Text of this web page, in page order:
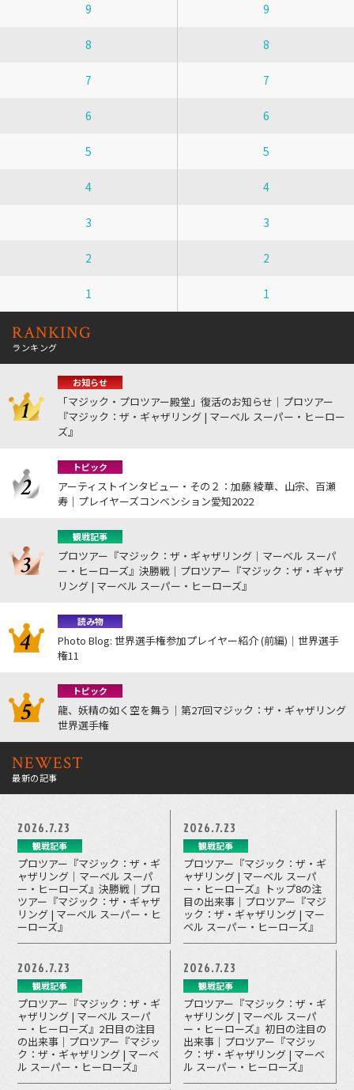
9 9
8 8
7 7
6 6
5 5
4 4
3 3
2 2
1 1
RANKING
ランキング
お知らせ
「マジック・プロツアー殿堂」復活のお知らせ｜プロツアー
『マジック：ザ・ギャザリング | マーベル スーパー・ヒーロー
ズ』
トピック
アーティストインタビュー・その２：加藤 綾華、山宗、百瀬
寿｜プレイヤーズコンベンション愛知2022
観戦記事
プロツアー『マジック：ザ・ギャザリング｜マーベル スーパ
ー・ヒーローズ』決勝戦｜プロツアー『マジック：ザ・ギャザ
リング | マーベル スーパー・ヒーローズ』
読み物
Photo Blog: 世界選手権参加プレイヤー紹介 (前編)｜世界選手
権11
トピック
龍、妖精の如く空を舞う｜第27回マジック：ザ・ギャザリング
世界選手権
NEWEST
最新の記事
2026.7.23
観戦記事
プロツアー『マジック：ザ・ギ
ャザリング｜マーベル スーパ
ー・ヒーローズ』決勝戦｜プロ
ツアー『マジック：ザ・ギャザ
リング | マーベル スーパー・ヒ
ーローズ』
2026.7.23
観戦記事
プロツアー『マジック：ザ・ギ
ャザリング | マーベル スーパ
ー・ヒーローズ』トップ8の注
目の出来事｜プロツアー『マジ
ック：ザ・ギャザリング | マー
ベル スーパー・ヒーローズ』
2026.7.23
観戦記事
プロツアー『マジック：ザ・ギ
ャザリング | マーベル スーパ
ー・ヒーローズ』2日目の注目
の出来事｜プロツアー『マジッ
ク：ザ・ギャザリング | マーベ
ル スーパー・ヒーローズ』
2026.7.23
観戦記事
プロツアー『マジック：ザ・ギ
ャザリング | マーベル スーパ
ー・ヒーローズ』初日の注目の
出来事｜プロツアー『マジッ
ク：ザ・ギャザリング | マーベ
ル スーパー・ヒーローズ』